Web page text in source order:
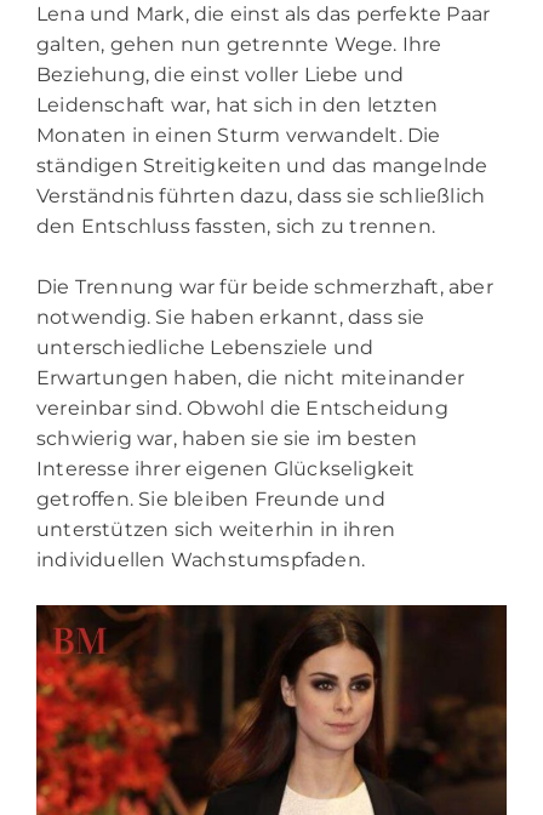
Lena und Mark, die einst als das perfekte Paar
galten, gehen nun getrennte Wege. Ihre
Beziehung, die einst voller Liebe und
Leidenschaft war, hat sich in den letzten
Monaten in einen Sturm verwandelt. Die
ständigen Streitigkeiten und das mangelnde
Verständnis führten dazu, dass sie schließlich
den Entschluss fassten, sich zu trennen.
Die Trennung war für beide schmerzhaft, aber
notwendig. Sie haben erkannt, dass sie
unterschiedliche Lebensziele und
Erwartungen haben, die nicht miteinander
vereinbar sind. Obwohl die Entscheidung
schwierig war, haben sie sie im besten
Interesse ihrer eigenen Glückseligkeit
getroffen. Sie bleiben Freunde und
unterstützen sich weiterhin in ihren
individuellen Wachstumspfaden.